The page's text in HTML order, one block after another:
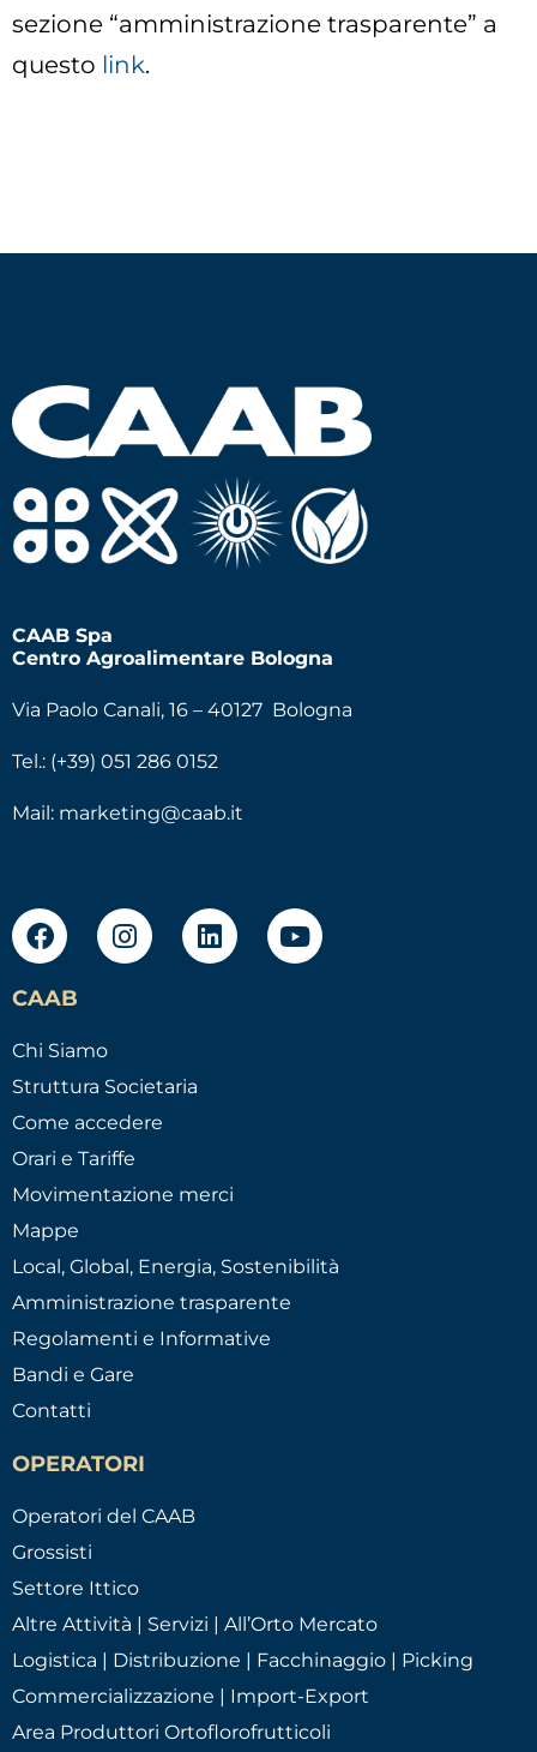
sezione “amministrazione trasparente” a
questo link.
CAAB Spa
Centro Agroalimentare Bologna
Via Paolo Canali, 16 – 40127 Bologna
Tel.: (+39) 051 286 0152
Mail: marketing@caab.it
CAAB
Chi Siamo
Struttura Societaria
Come accedere
Orari e Tariffe
Movimentazione merci
Mappe
Local, Global, Energia, Sostenibilità
Amministrazione trasparente
Regolamenti e Informative
Bandi e Gare
Contatti
OPERATORI
Operatori del CAAB
Grossisti
Settore Ittico
Altre Attività | Servizi | All’Orto Mercato
Logistica | Distribuzione | Facchinaggio | Picking
Commercializzazione | Import-Export
Area Produttori Ortoflorofrutticoli